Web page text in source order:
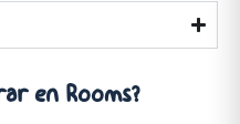
en Rooms?